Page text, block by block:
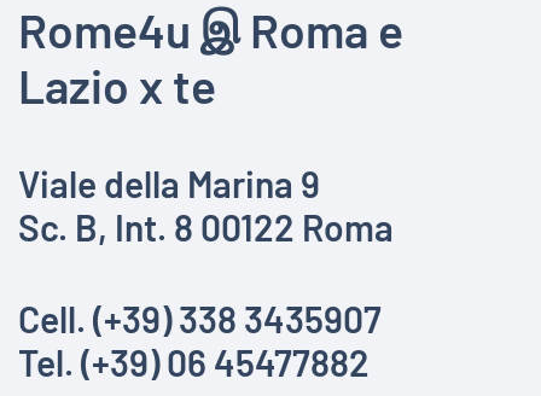
Rome4u இ Roma e
Lazio x te
Viale della Marina 9
Sc. B, Int. 8 00122 Roma
Cell. (+39) 338 3435907
Tel. (+39) 06 45477882